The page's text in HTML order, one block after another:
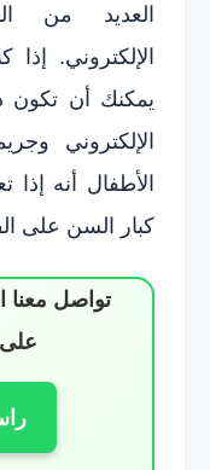
العديد من
الإلكتروني. إذا
يمكنك أن تكون
الإلكتروني
الأطفال أنه إذا
كبار السن على
تواصل معنا